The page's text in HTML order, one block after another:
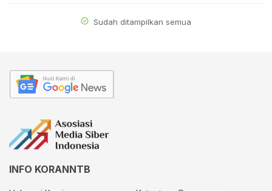
Sudah ditampilkan semua
INFO KORANNTB